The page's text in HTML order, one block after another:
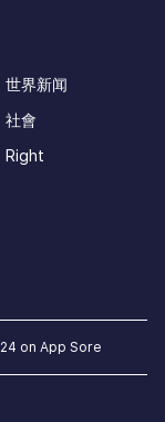
世界新闻
社會
Right
on App Sore